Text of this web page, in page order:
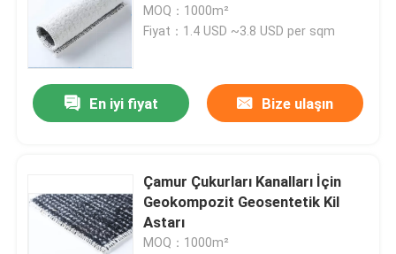
Ürünler
videolar
Geosentetik Membran
MOQ：1000m²
Fiyat：1.4 USD ~3.8 USD per sqm
En iyi fiyat Bize ulaşın
Çamur Çukurları Kanalları İçin
Geokompozit Geosentetik Kil
Astarı
MOQ：1000m²